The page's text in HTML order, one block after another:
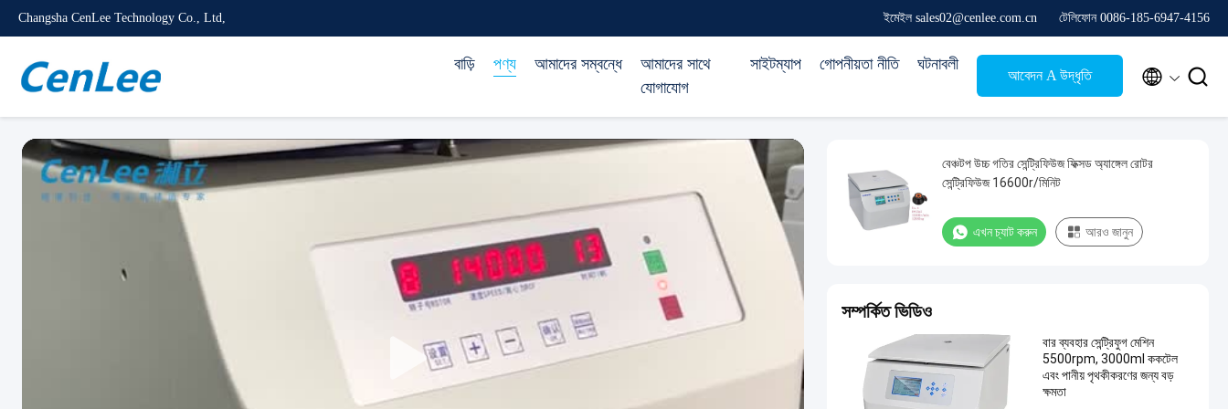
Changsha CenLee Technology Co., Ltd, ইমেইল sales02@cenlee.com.cn টেলিফোন 0086-185-6947-4156
বাড়ি পণ্য আমাদের সম্বন্ধে
আমাদের সাথে
যোগাযোগ
সাইটম্যাপ গোপনীয়তা নীতি ঘটনাবলী
আবেদন A উদ্ধৃতি  
বেঞ্চটপ উচ্চ গতির সেন্ট্রিফিউজ ফিক্সড অ্যাঙ্গেল রোটর
সেন্ট্রিফিউজ 16600r/মিনিট
এখন চ্যাট করুন আরও জানুন
সম্পর্কিত ভিডিও
বার ব্যবহার সেন্ট্রিফুগ মেশিন
5500rpm, 3000ml ককটেল
এবং পানীয় পৃথকীকরণের জন্য বড়
ক্ষমতা